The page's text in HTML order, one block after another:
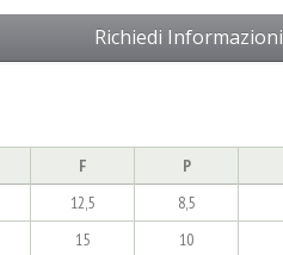
Richiedi Informazioni
F P
12,5 8,5
15 10